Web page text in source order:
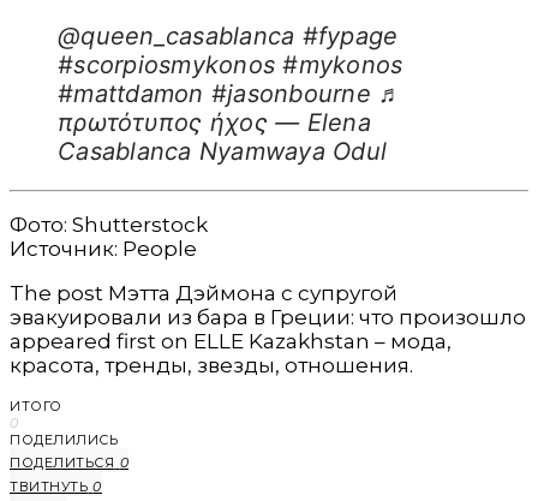
@queen_casablanca #fypage
#scorpiosmykonos #mykonos
#mattdamon #jasonbourne ♬
πρωτότυπος ήχος — Elena
Casablanca Nyamwaya Odul
Фото: Shutterstock
Источник: People
The post Мэтта Дэймона с супругой
эвакуировали из бара в Греции: что произошло
appeared first on ELLE Kazakhstan – мода,
красота, тренды, звезды, отношения.
ИТОГО
0
ПОДЕЛИЛИСЬ
ПОДЕЛИТЬСЯ 0
ТВИТНУТЬ 0